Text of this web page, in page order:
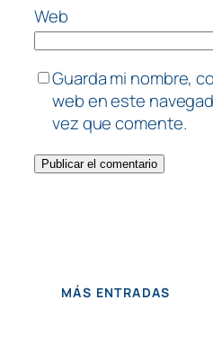
Web
Guarda mi nombre,
web en este
vez que comente.
MÁS ENTRADAS